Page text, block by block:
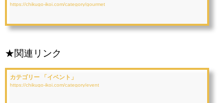
https://chikugo-ikoi.com/category/gourmet
★関連リンク
カテゴリー 「イベント」
https://chikugo-ikoi.com/category/event